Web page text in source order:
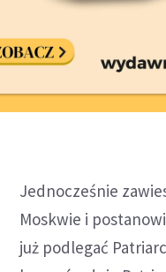
Jednocześnie
Moskwie i
już podlegać